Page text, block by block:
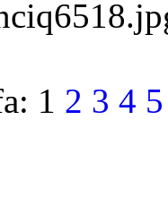
1 2 3 4 5